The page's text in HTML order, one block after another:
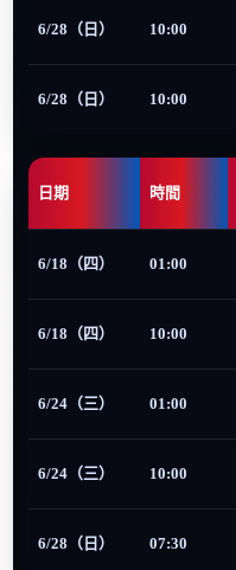
6/28（日） 10:00
6/28（日） 10:00
日期 時間
6/18（四） 01:00
6/18（四） 10:00
6/24（三） 01:00
6/24（三） 10:00
6/28（日） 07:30